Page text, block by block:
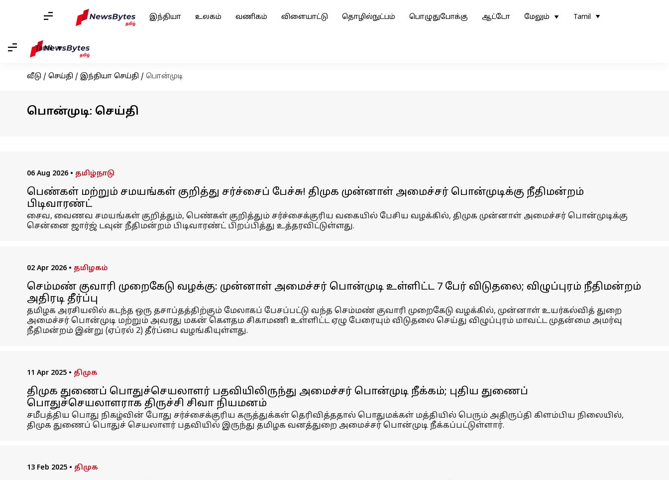
இந்தியா உலகம் வணிகம் விளையாட்டு தொழில்நுட்பம் பொழுதுபோக்கு ஆட்டோ மேலும் Tamil
Tamil
வீடு / செய்தி / இந்தியா செய்தி / பொன்முடி
பொன்முடி: செய்தி
06 Aug 2026 • தமிழ்நாடு
பெண்கள் மற்றும் சமயங்கள் குறித்து சர்ச்சைப் பேச்சு! திமுக முன்னாள் அமைச்சர் பொன்முடிக்கு நீதிமன்றம்
பிடிவாரண்ட்
சைவ, வைணவ சமயங்கள் குறித்தும், பெண்கள் குறித்தும் சர்ச்சைக்குரிய வகையில் பேசிய வழக்கில், திமுக முன்னாள் அமைச்சர் பொன்முடிக்கு
சென்னை ஜார்ஜ் டவுன் நீதிமன்றம் பிடிவாரண்ட் பிறப்பித்து உத்தரவிட்டுள்ளது.
02 Apr 2026 • தமிழகம்
செம்மண் குவாரி முறைகேடு வழக்கு: முன்னாள் அமைச்சர் பொன்முடி உள்ளிட்ட 7 பேர் விடுதலை; விழுப்புரம் நீதிமன்றம்
அதிரடி தீர்ப்பு
தமிழக அரசியலில் கடந்த ஒரு தசாப்தத்திற்கும் மேலாகப் பேசப்பட்டு வந்த செம்மண் குவாரி முறைகேடு வழக்கில், முன்னாள் உயர்கல்வித் துறை
அமைச்சர் பொன்முடி மற்றும் அவரது மகன் கௌதம சிகாமணி உள்ளிட்ட ஏழு பேரையும் விடுதலை செய்து விழுப்புரம் மாவட்ட முதன்மை அமர்வு
நீதிமன்றம் இன்று (ஏப்ரல் 2) தீர்ப்பை வழங்கியுள்ளது.
11 Apr 2025 • திமுக
திமுக துணைப் பொதுச்செயலாளர் பதவியிலிருந்து அமைச்சர் பொன்முடி நீக்கம்; புதிய துணைப்
பொதுச்செயலாளராக திருச்சி சிவா நியமனம்
சமீபத்திய பொது நிகழ்வின் போது சர்ச்சைக்குரிய கருத்துக்கள் தெரிவித்ததால் பொதுமக்கள் மத்தியில் பெரும் அதிருப்தி கிளம்பிய நிலையில்,
திமுக துணைப் பொதுச் செயலாளர் பதவியில் இருந்து தமிழக வனத்துறை அமைச்சர் பொன்முடி நீக்கப்பட்டுள்ளார்.
13 Feb 2025 • திமுக